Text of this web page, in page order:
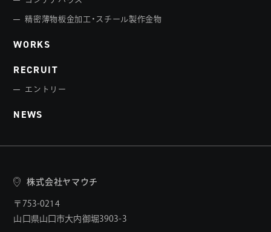
精密薄物板金加工・スチール製作金物
WORKS
RECRUIT
エントリー
NEWS
株式会社ヤマウチ
〒753-0214
山口県山口市大内御堀3903-3